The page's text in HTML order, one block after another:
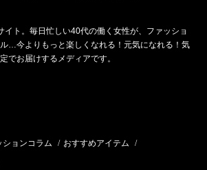
イト。毎日忙しい40代の働く女性が、ファッショ
…今よりもっと楽しくなれる！元気になれる！気
でお届けするメディアです。
ションコラム / おすすめアイテム /